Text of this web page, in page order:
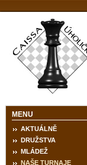
MENU
AKTUÁLNĚ
DRUŽSTVA
MLÁDEŽ
NAŠE TURNAJE